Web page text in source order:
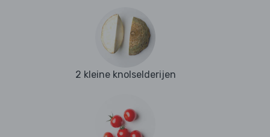
2 kleine knolselderijen